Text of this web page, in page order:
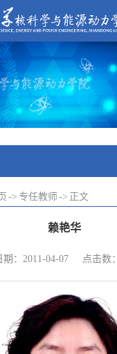
-> 专任教师 -> 正文
赖艳华
期：2011-04-07 点击数：